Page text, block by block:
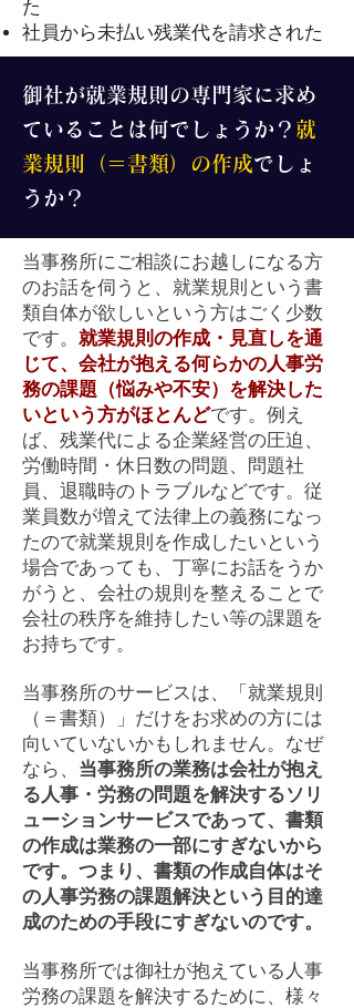
た
社員から未払い残業代を請求された
御社が就業規則の専門家に求め
ていること は何でしょうか？ 就
業規則（＝書類）の作成でしょ
うか？
当事務所にご相談にお越しになる方
のお話を伺うと、就業規則という書
類自体が欲しいという方はごく少数
です。 就業規則の作成・見直しを通
じて、会社が抱える何らかの人事労
務の課題（悩みや不安）を解決した
いという方がほとんどです。 例え
ば、 残業代による企業経営の圧迫、
労働時間・休日数の問題、問題社
員、退職時のトラブルなどです。従
業員数が増えて法律上の義務になっ
たので就業規則を作成したいという
場合であっても、丁寧にお話をうか
がうと、会社の規則を整えることで
会社の秩序を維持したい等の課題を
お持ちです。
​当事務所のサービスは、「就業規則
（＝書類）」だけをお求めの方には
向いていないかもしれません。 なぜ
なら、 当事務所の業務は会社が抱え
る人事・労務の問題を解決するソリ
ューションサービスであって、書類
の作成は業務の一部にすぎないから
です。つまり、書類の作成自体はそ
の人事労務の課題解決という目的達
成のための手段にすぎないのです。
当事務所では御社が抱えている人事
労務の課題を解決するために、様々